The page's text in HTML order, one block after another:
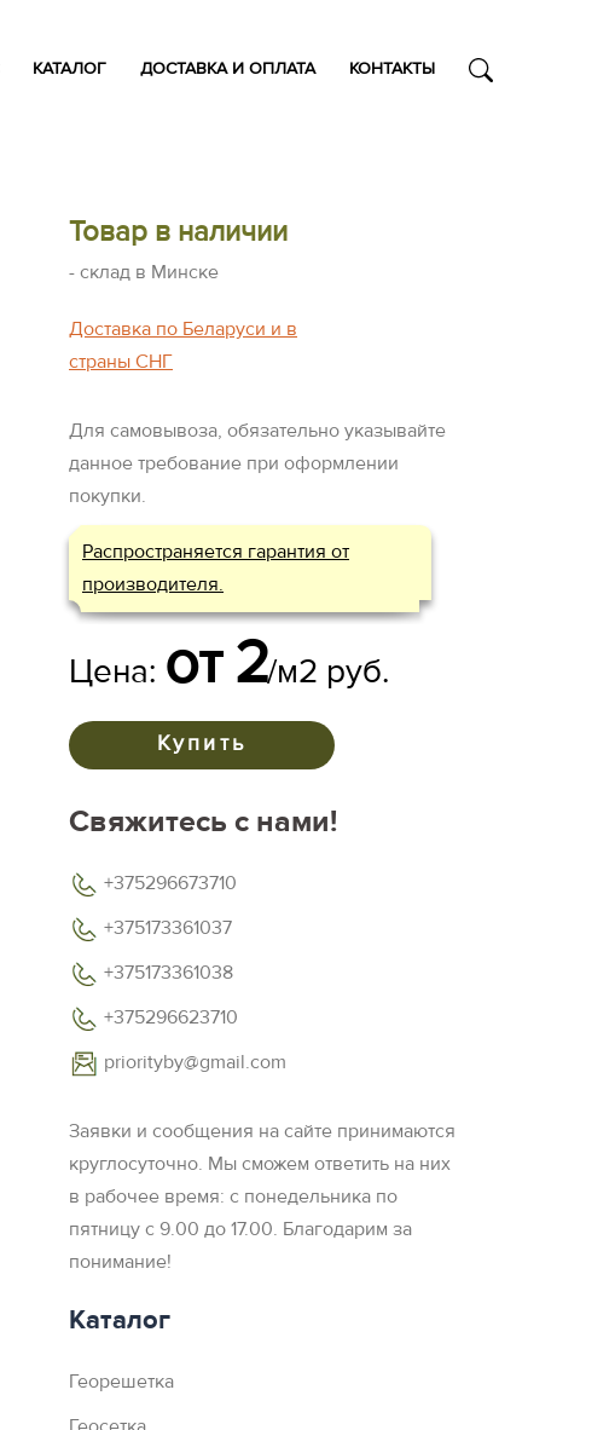
КАТАЛОГ ДОСТАВКА И ОПЛАТА КОНТАКТЫ
Товар в наличии
- склад в Минске
Доставка по Беларуси и в
страны СНГ
Для самовывоза, обязательно указывайте
данное требование при оформлении
покупки.
Распространяется гарантия от
производителя.
Цена: от 2/м2 руб.
Купить
Свяжитесь с нами!
+375296673710
+375173361037
+375173361038
+375296623710
priorityby@gmail.com
Заявки и сообщения на сайте принимаются
круглосуточно. Мы сможем ответить на них
в рабочее время: с понедельника по
пятницу с 9.00 до 17.00. Благодарим за
понимание!
Каталог
Георешетка